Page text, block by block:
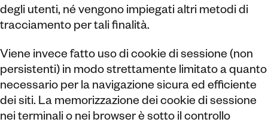
degli utenti, né vengono impiegati altri metodi di
tracciamento per tali finalità.
Viene invece fatto uso di cookie di sessione (non
persistenti) in modo strettamente limitato a quanto
necessario per la navigazione sicura ed efficiente
dei siti. La memorizzazione dei cookie di sessione
nei terminali o nei browser è sotto il controllo